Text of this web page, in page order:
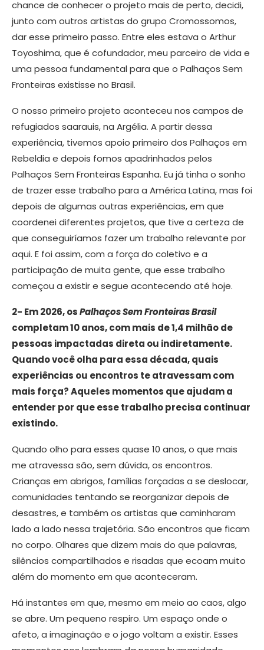
chance de conhecer o projeto mais de perto, decidi,
junto com outros artistas do grupo Cromossomos,
dar esse primeiro passo. Entre eles estava o Arthur
Toyoshima, que é cofundador, meu parceiro de vida e
uma pessoa fundamental para que o Palhaços Sem
Fronteiras existisse no Brasil.
O nosso primeiro projeto aconteceu nos campos de
refugiados saarauis, na Argélia. A partir dessa
experiência, tivemos apoio primeiro dos Palhaços em
Rebeldia e depois fomos apadrinhados pelos
Palhaços Sem Fronteiras Espanha. Eu já tinha o sonho
de trazer esse trabalho para a América Latina, mas foi
depois de algumas outras experiências, em que
coordenei diferentes projetos, que tive a certeza de
que conseguiríamos fazer um trabalho relevante por
aqui. E foi assim, com a força do coletivo e a
participação de muita gente, que esse trabalho
começou a existir e segue acontecendo até hoje.
2- Em 2026, osPalhaços Sem Fronteiras Brasil
completam 10 anos, com mais de 1,4 milhão de
pessoas impactadas direta ou indiretamente.
Quando você olha para essa década, quais
experiências ou encontros te atravessam com
mais força? Aqueles momentos que ajudam a
entender por que esse trabalho precisa continuar
existindo.
Quando olho para esses quase 10 anos, o que mais
me atravessa são, sem dúvida, os encontros.
Crianças em abrigos, famílias forçadas a se deslocar,
comunidades tentando se reorganizar depois de
desastres, e também os artistas que caminharam
lado a lado nessa trajetória. São encontros que ficam
no corpo. Olhares que dizem mais do que palavras,
silêncios compartilhados e risadas que ecoam muito
além do momento em que aconteceram.
Há instantes em que, mesmo em meio ao caos, algo
se abre. Um pequeno respiro. Um espaço onde o
afeto, a imaginação e o jogo voltam a existir. Esses